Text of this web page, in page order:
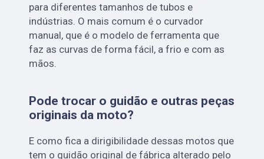
para diferentes tamanhos de tubos e
indústrias. O mais comum é o curvador
manual, que é o modelo de ferramenta que
faz as curvas de forma fácil, a frio e com as
mãos.
Pode trocar o guidão e outras peças
originais da moto?
E como fica a dirigibilidade dessas motos que
tem o guidão original de fábrica alterado pelo